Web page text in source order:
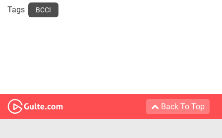
Tags BCCI
Back To Top